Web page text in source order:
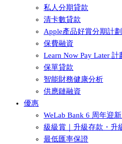
私人分期貸款
清卡數貸款
Apple產品好賞分期計劃
保費融資
Learn Now Pay Later 計
保單貸款
智能財務健康分析
供應鏈融資
優惠
WeLab Bank 6 周年迎
級級賞｜升級存款・升
最低匯率保證